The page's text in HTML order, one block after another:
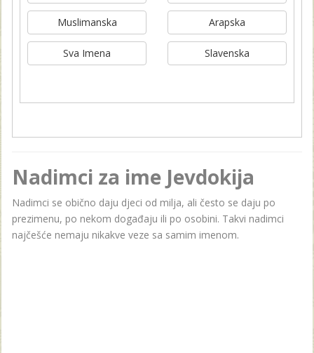
Muslimanska Arapska
Sva Imena Slavenska
Nadimci za ime Jevdokija
Nadimci se obično daju djeci od milja, ali često se daju po
prezimenu, po nekom događaju ili po osobini. Takvi nadimci
najčešće nemaju nikakve veze sa samim imenom.